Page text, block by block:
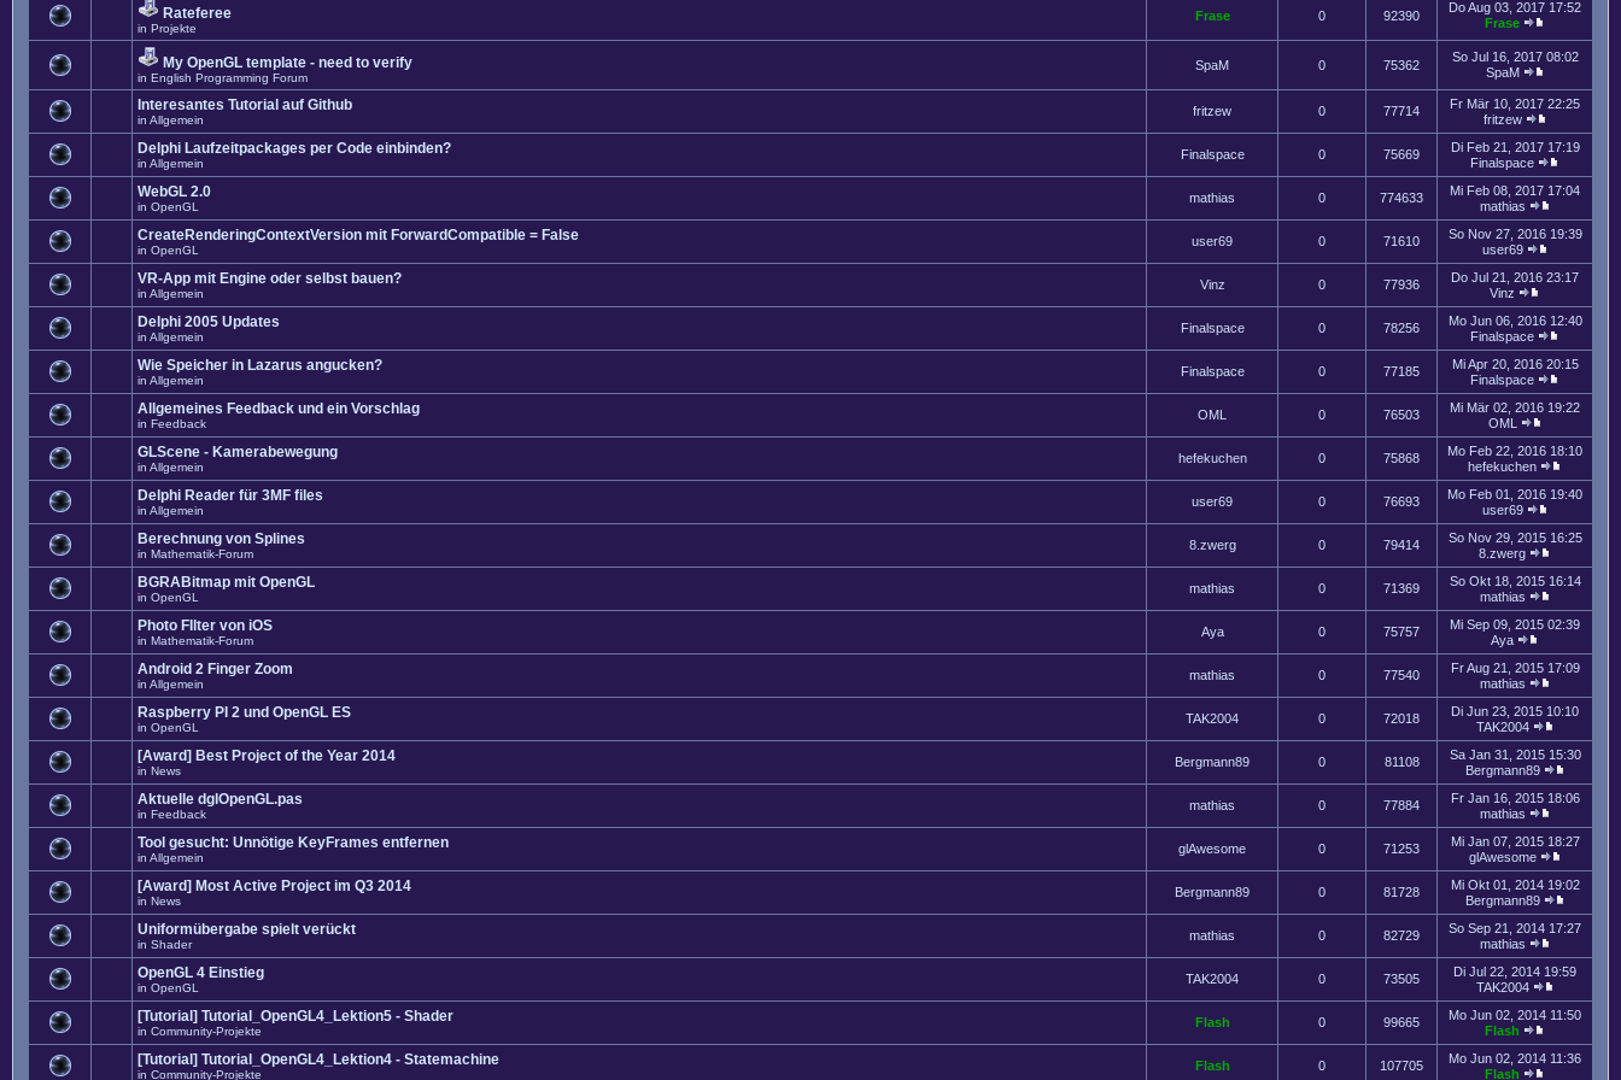
Rateferee
in Projekte
Frase 0 92390
Do Aug 03, 2017 17:52
Frase
My OpenGL template - need to verify
in English Programming Forum
SpaM 0 75362
So Jul 16, 2017 08:02
SpaM
Interesantes Tutorial auf Github
in Allgemein
fritzew 0 77714
Fr Mär 10, 2017 22:25
fritzew
Delphi Laufzeitpackages per Code einbinden?
in Allgemein
Finalspace 0 75669
Di Feb 21, 2017 17:19
Finalspace
WebGL 2.0
in OpenGL
mathias 0 774633
Mi Feb 08, 2017 17:04
mathias
CreateRenderingContextVersion mit ForwardCompatible = False
in OpenGL
user69 0 71610
So Nov 27, 2016 19:39
user69
VR-App mit Engine oder selbst bauen?
in Allgemein
Vinz 0 77936
Do Jul 21, 2016 23:17
Vinz
Delphi 2005 Updates
in Allgemein
Finalspace 0 78256
Mo Jun 06, 2016 12:40
Finalspace
Wie Speicher in Lazarus angucken?
in Allgemein
Finalspace 0 77185
Mi Apr 20, 2016 20:15
Finalspace
Allgemeines Feedback und ein Vorschlag
in Feedback
OML 0 76503
Mi Mär 02, 2016 19:22
OML
GLScene - Kamerabewegung
in Allgemein
hefekuchen 0 75868
Mo Feb 22, 2016 18:10
hefekuchen
Delphi Reader für 3MF files
in Allgemein
user69 0 76693
Mo Feb 01, 2016 19:40
user69
Berechnung von Splines
in Mathematik-Forum
8.zwerg 0 79414
So Nov 29, 2015 16:25
8.zwerg
BGRABitmap mit OpenGL
in OpenGL
mathias 0 71369
So Okt 18, 2015 16:14
mathias
Photo FIlter von iOS
in Mathematik-Forum
Aya 0 75757
Mi Sep 09, 2015 02:39
Aya
Android 2 Finger Zoom
in Allgemein
mathias 0 77540
Fr Aug 21, 2015 17:09
mathias
Raspberry PI 2 und OpenGL ES
in OpenGL
TAK2004 0 72018
Di Jun 23, 2015 10:10
TAK2004
[Award] Best Project of the Year 2014
in News
Bergmann89 0 81108
Sa Jan 31, 2015 15:30
Bergmann89
Aktuelle dglOpenGL.pas
in Feedback
mathias 0 77884
Fr Jan 16, 2015 18:06
mathias
Tool gesucht: Unnötige KeyFrames entfernen
in Allgemein
glAwesome 0 71253
Mi Jan 07, 2015 18:27
glAwesome
[Award] Most Active Project im Q3 2014
in News
Bergmann89 0 81728
Mi Okt 01, 2014 19:02
Bergmann89
Uniformübergabe spielt verückt
in Shader
mathias 0 82729
So Sep 21, 2014 17:27
mathias
OpenGL 4 Einstieg
in OpenGL
TAK2004 0 73505
Di Jul 22, 2014 19:59
TAK2004
[Tutorial] Tutorial_OpenGL4_Lektion5 - Shader
in Community-Projekte
Flash 0 99665
Mo Jun 02, 2014 11:50
Flash
[Tutorial] Tutorial_OpenGL4_Lektion4 - Statemachine
in Community-Projekte
Flash 0 107705
Mo Jun 02, 2014 11:36
Flash